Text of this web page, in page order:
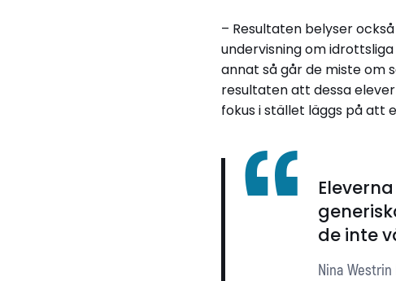
– Resultaten belyser
undervisning om
annat så går de miste om
resultaten att dessa
fokus i stället läggs på att
de inte
Nina